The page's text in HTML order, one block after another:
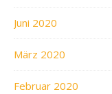
Juni 2020
März 2020
Februar 2020